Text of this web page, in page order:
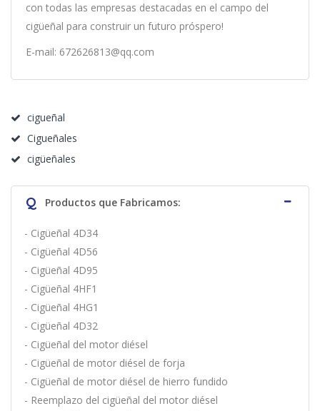
con todas las empresas destacadas en el campo del
cigüeñal para construir un futuro próspero!
E-mail: 672626813@qq.com
cigueñal
Cigueñales
cigüeñales
Q Productos que Fabricamos:
- Cigüeñal 4D34
- Cigüeñal 4D56
- Cigüeñal 4D95
- Cigüeñal 4HF1
- Cigüeñal 4HG1
- Cigüeñal 4D32
- Cigüeñal del motor diésel
- Cigüeñal de motor diésel de forja
- Cigüeñal de motor diésel de hierro fundido
- Reemplazo del cigüeñal del motor diésel